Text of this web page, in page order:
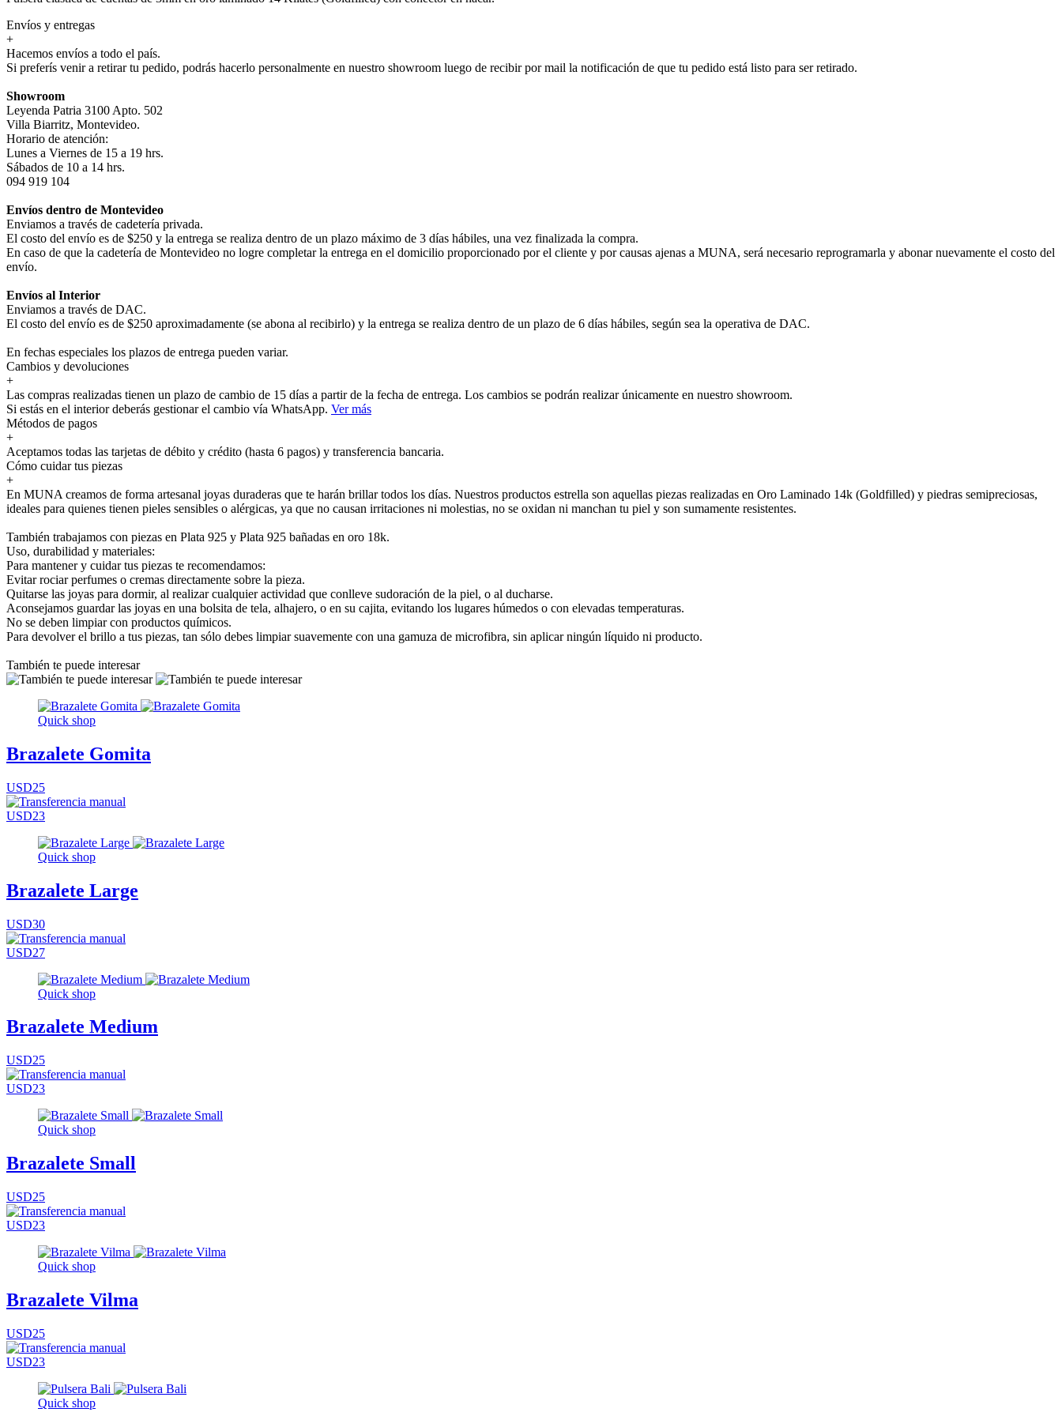
Envíos y entregas
+
Hacemos envíos a todo el país.
Si preferís venir a retirar tu pedido, podrás hacerlo personalmente en nuestro showroom luego de recibir por mail la notificación de que tu pedido está listo para ser retirado.
Showroom
Leyenda Patria 3100 Apto. 502
Villa Biarritz, Montevideo.
Horario de atención:
Lunes a Viernes de 15 a 19 hrs.
Sábados de 10 a 14 hrs.
094 919 104
Envíos dentro de Montevideo
Enviamos a través de cadetería privada.
El costo del envío es de $250 y la entrega se realiza dentro de un plazo máximo de 3 días hábiles, una vez finalizada la compra.
En caso de que la cadetería de Montevideo no logre completar la entrega en el domicilio proporcionado por el cliente y por causas ajenas a MUNA, será necesario reprogramarla y abonar nuevamente el costo del
envío.
Envíos al Interior
Enviamos a través de DAC.
El costo del envío es de $250 aproximadamente (se abona al recibirlo) y la entrega se realiza dentro de un plazo de 6 días hábiles, según sea la operativa de DAC.
En fechas especiales los plazos de entrega pueden variar.
Cambios y devoluciones
+
Las compras realizadas tienen un plazo de cambio de 15 días a partir de la fecha de entrega. Los cambios se podrán realizar únicamente en nuestro showroom.
Si estás en el interior deberás gestionar el cambio vía WhatsApp. Ver más
Métodos de pagos
+
Aceptamos todas las tarjetas de débito y crédito (hasta 6 pagos) y transferencia bancaria.
Cómo cuidar tus piezas
+
En MUNA creamos de forma artesanal joyas duraderas que te harán brillar todos los días. Nuestros productos estrella son aquellas piezas realizadas en Oro Laminado 14k (Goldfilled) y piedras semipreciosas,
ideales para quienes tienen pieles sensibles o alérgicas, ya que no causan irritaciones ni molestias, no se oxidan ni manchan tu piel y son sumamente resistentes.
También trabajamos con piezas en Plata 925 y Plata 925 bañadas en oro 18k.
Uso, durabilidad y materiales:
Para mantener y cuidar tus piezas te recomendamos:
Evitar rociar perfumes o cremas directamente sobre la pieza.
Quitarse las joyas para dormir, al realizar cualquier actividad que conlleve sudoración de la piel, o al ducharse.
Aconsejamos guardar las joyas en una bolsita de tela, alhajero, o en su cajita, evitando los lugares húmedos o con elevadas temperaturas.
No se deben limpiar con productos químicos.
Para devolver el brillo a tus piezas, tan sólo debes limpiar suavemente con una gamuza de microfibra, sin aplicar ningún líquido ni producto.
También te puede interesar
Quick shop
Brazalete Gomita
USD25
USD23
Quick shop
Brazalete Large
USD30
USD27
Quick shop
Brazalete Medium
USD25
USD23
Quick shop
Brazalete Small
USD25
USD23
Quick shop
Brazalete Vilma
USD25
USD23
Quick shop